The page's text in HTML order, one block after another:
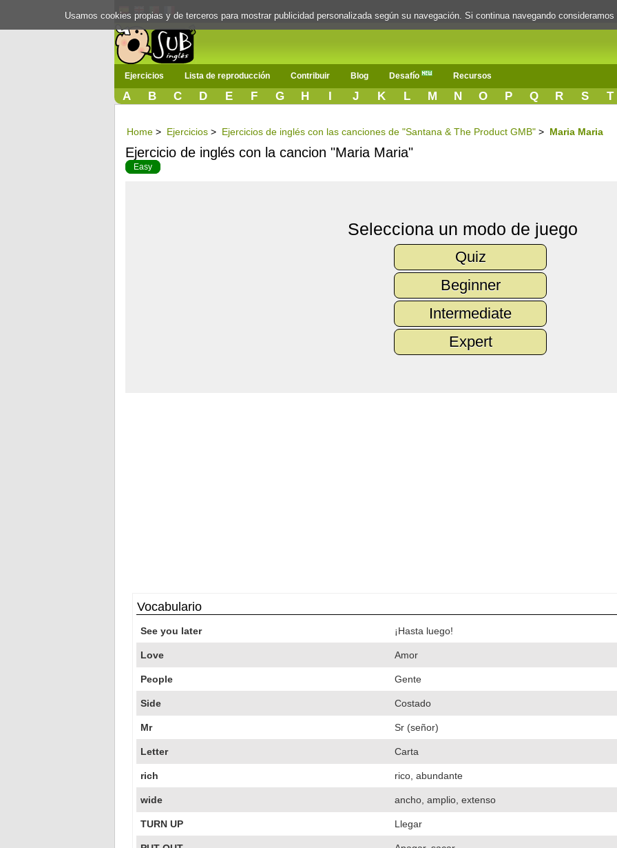
Ejercicios Lista de reproducción Contribuir Blog Desafío Recursos
A B C D E F G H I J K L M N O P Q R S T
Home > Ejercicios > Ejercicios de inglés con las canciones de "Santana & The Product GMB" > Maria Maria
Ejercicio de inglés con la cancion "Maria Maria"
Easy
Selecciona un modo de juego
Quiz
Beginner
Intermediate
Expert
Vocabulario
See you later ¡Hasta luego!
Love Amor
People Gente
Side Costado
Mr Sr (señor)
Letter Carta
rich rico, abundante
wide ancho, amplio, extenso
TURN UP Llegar
Usamos cookies propias y de terceros para mostrar publicidad personalizada según su navegación. Si continua navegando